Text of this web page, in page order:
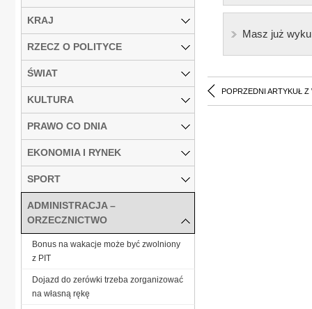
Masz już
POPRZEDNI ARTYKUŁ Z
KRAJ
RZECZ O POLITYCE
ŚWIAT
KULTURA
PRAWO CO DNIA
EKONOMIA I RYNEK
SPORT
ADMINISTRACJA –
ORZECZNICTWO
Bonus na wakacje może być zwolniony
z PIT
Dojazd do zerówki trzeba zorganizować
na własną rękę